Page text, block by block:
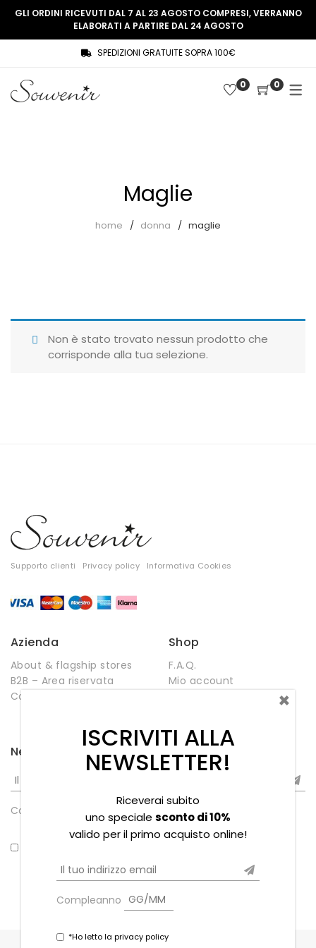
SHOP
Souvenir Privée
Giubbotti
Tute
Tutti
Gift Card
COLLEZIONE
THREE WOMEN, ONE MEMORY
GLI ORDINI RICEVUTI DAL 7 AL 23 AGOSTO COMPRESI, VERRANNO
ELABORATI A PARTIRE DAL 24 AGOSTO
SPEDIZIONI GRATUITE SOPRA 100€
0 0
Maglie
home donna maglie
Non è stato trovato nessun prodotto che
corrisponde alla tua selezione.
Supporto clienti Privacy policy Informativa Cookies
Azienda
About & flagship stores
B2B – Area riservata
Contatti
Shop
F.A.Q.
Mio account
Newsletter
Compleanno
ISCRIVITI ALLA
NEWSLETTER!
Riceverai subito
uno speciale sconto di 10%
valido per il primo acquisto online!
Compleanno
*Ho letto la privacy policy
×